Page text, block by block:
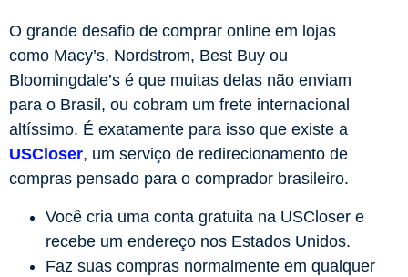
O grande desafio de comprar online em lojas
como Macy’s, Nordstrom, Best Buy ou
Bloomingdale’s é que muitas delas não enviam
para o Brasil, ou cobram um frete internacional
altíssimo. É exatamente para isso que existe a
USCloser, um serviço de redirecionamento de
compras pensado para o comprador brasileiro.
Você cria uma conta gratuita na USCloser e
recebe um endereço nos Estados Unidos.
Faz suas compras normalmente em qualquer